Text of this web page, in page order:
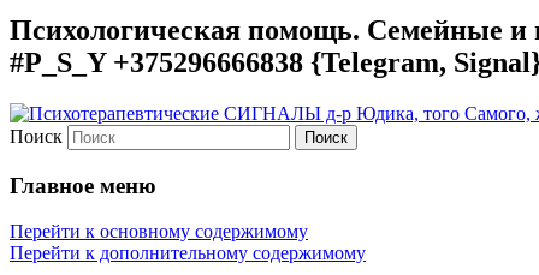
Психологическая помощь. Семейные и
#P_S_Y +375296666838 {Telegram,
Поиск
Главное меню
Перейти к основному содержимому
Перейти к дополнительному содержимому